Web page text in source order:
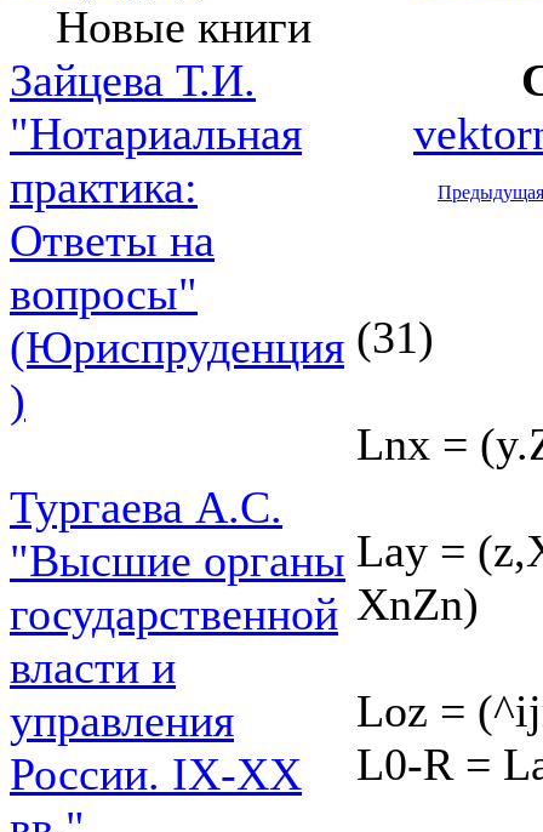
Новые книги
Зайцева Т.И.
"Нотариальная
практика:
Ответы на
вопросы"
(Юриспруденция
)
Тургаева А.С.
"Высшие органы
государственной
власти и
управления
России. IХ-ХХ
Предыдущая
(31)
Lnx =
Lay =
XnZn)
Loz =
L0-R =